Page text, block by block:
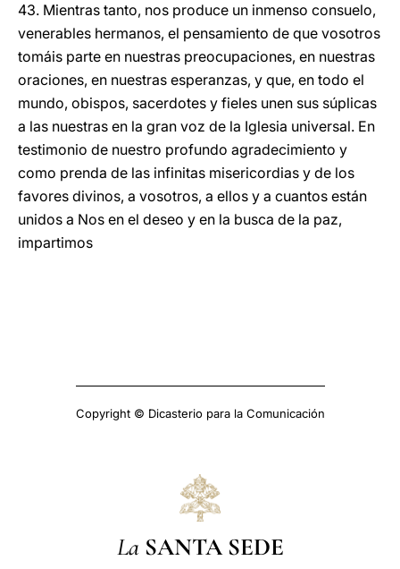
43. Mientras tanto, nos produce un inmenso consuelo,
venerables hermanos, el pensamiento de que vosotros
tomáis parte en nuestras preocupaciones, en nuestras
oraciones, en nuestras esperanzas, y que, en todo el
mundo, obispos, sacerdotes y fieles unen sus súplicas
a las nuestras en la gran voz de la Iglesia universal. En
testimonio de nuestro profundo agradecimiento y
como prenda de las infinitas misericordias y de los
favores divinos, a vosotros, a ellos y a cuantos están
unidos a Nos en el deseo y en la busca de la paz,
impartimos
Copyright © Dicasterio para la Comunicación
La SANTA SEDE